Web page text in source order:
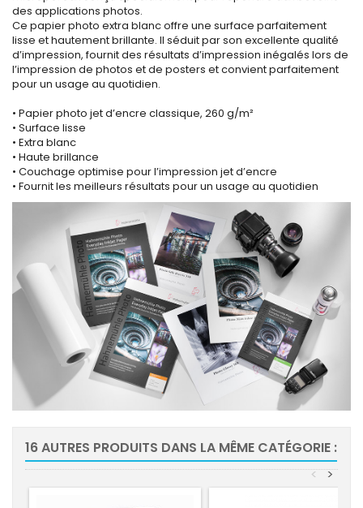
des applications photos.
Ce papier photo extra blanc offre une surface parfaitement
lisse et hautement brillante. Il séduit par son excellente qualité
d’impression, fournit des résultats d’impression inégalés lors de
l’impression de photos et de posters et convient parfaitement
pour un usage au quotidien.
• Papier photo jet d’encre classique, 260 g/m²
• Surface lisse
• Extra blanc
• Haute brillance
• Couchage optimise pour l’impression jet d’encre
• Fournit les meilleurs résultats pour un usage au quotidien
16 AUTRES PRODUITS DANS LA MÊME CATÉGORIE :
>
<